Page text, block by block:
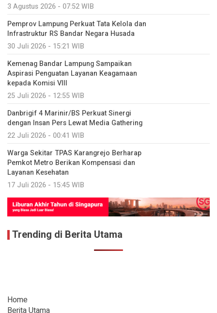
3 Agustus 2026 - 07:52 WIB
Pemprov Lampung Perkuat Tata Kelola dan
Infrastruktur RS Bandar Negara Husada
30 Juli 2026 - 15:21 WIB
Kemenag Bandar Lampung Sampaikan
Aspirasi Penguatan Layanan Keagamaan
kepada Komisi VIII
25 Juli 2026 - 12:55 WIB
Danbrigif 4 Marinir/BS Perkuat Sinergi
dengan Insan Pers Lewat Media Gathering
22 Juli 2026 - 00:41 WIB
Warga Sekitar TPAS Karangrejo Berharap
Pemkot Metro Berikan Kompensasi dan
Layanan Kesehatan
17 Juli 2026 - 15:45 WIB
Trending di Berita Utama
Home
Berita Utama